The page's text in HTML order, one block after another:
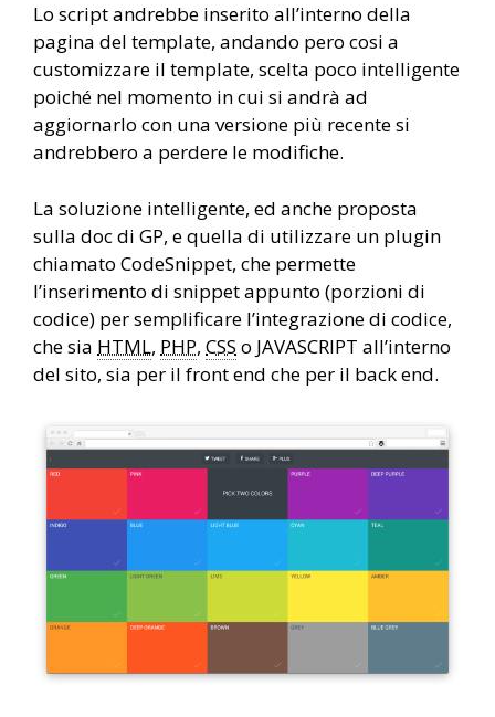
Lo script andrebbe inserito all’interno della
pagina del template, andando pero cosi a
customizzare il template, scelta poco intelligente
poiché nel momento in cui si andrà ad
aggiornarlo con una versione più recente si
andrebbero a perdere le modifiche.
La soluzione intelligente, ed anche proposta
sulla doc di GP, e quella di utilizzare un plugin
chiamato CodeSnippet, che permette
l’inserimento di snippet appunto (porzioni di
codice) per semplificare l’integrazione di codice,
che sia HTML, PHP, CSS o JAVASCRIPT all’interno
del sito, sia per il front end che per il back end.